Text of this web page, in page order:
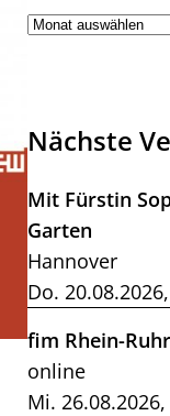
Nächste
Mit Fürstin
Garten
Hannover
Do.
fim Rhein-
online
Mi.